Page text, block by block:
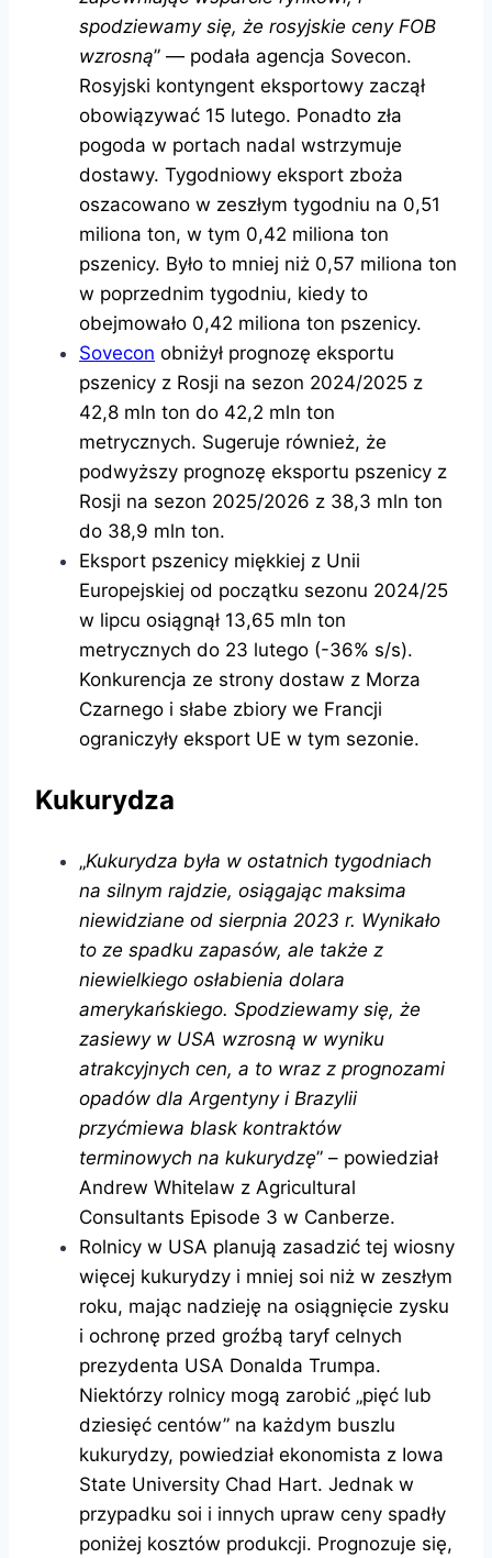
spodziewamy się, że rosyjskie ceny FOB
wzrosną” — podała agencja Sovecon.
Rosyjski kontyngent eksportowy zaczął
obowiązywać 15 lutego. Ponadto zła
pogoda w portach nadal wstrzymuje
dostawy. Tygodniowy eksport zboża
oszacowano w zeszłym tygodniu na 0,51
miliona ton, w tym 0,42 miliona ton
pszenicy. Było to mniej niż 0,57 miliona ton
w poprzednim tygodniu, kiedy to
obejmowało 0,42 miliona ton pszenicy.
Sovecon obniżył prognozę eksportu
pszenicy z Rosji na sezon 2024/2025 z
42,8 mln ton do 42,2 mln ton
metrycznych. Sugeruje również, że
podwyższy prognozę eksportu pszenicy z
Rosji na sezon 2025/2026 z 38,3 mln ton
do 38,9 mln ton.
Eksport pszenicy miękkiej z Unii
Europejskiej od początku sezonu 2024/25
w lipcu osiągnął 13,65 mln ton
metrycznych do 23 lutego (-36% s/s).
Konkurencja ze strony dostaw z Morza
Czarnego i słabe zbiory we Francji
ograniczyły eksport UE w tym sezonie.
Kukurydza
„Kukurydza była w ostatnich tygodniach
na silnym rajdzie, osiągając maksima
niewidziane od sierpnia 2023 r. Wynikało
to ze spadku zapasów, ale także z
niewielkiego osłabienia dolara
amerykańskiego. Spodziewamy się, że
zasiewy w USA wzrosną w wyniku
atrakcyjnych cen, a to wraz z prognozami
opadów dla Argentyny i Brazylii
przyćmiewa blask kontraktów
terminowych na kukurydzę” – powiedział
Andrew Whitelaw z Agricultural
Consultants Episode 3 w Canberze.
Rolnicy w USA planują zasadzić tej wiosny
więcej kukurydzy i mniej soi niż w zeszłym
roku, mając nadzieję na osiągnięcie zysku
i ochronę przed groźbą taryf celnych
prezydenta USA Donalda Trumpa.
Niektórzy rolnicy mogą zarobić „pięć lub
dziesięć centów” na każdym buszlu
kukurydzy, powiedział ekonomista z Iowa
State University Chad Hart. Jednak w
przypadku soi i innych upraw ceny spadły
poniżej kosztów produkcji. Prognozuje się,